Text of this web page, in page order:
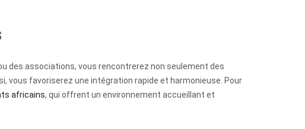
des associations, vous rencontrerez non seulement des
vous favoriserez une intégration rapide et harmonieuse. Pour
africains, qui offrent un environnement accueillant et